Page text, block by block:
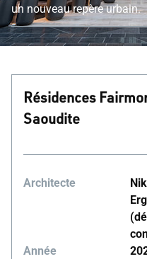
un nouveau repère urbain.
Résidences
Saoudite
Architecte
Année